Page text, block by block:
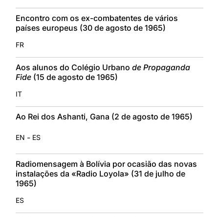
Encontro com os ex-combatentes de vários
países europeus (30 de agosto de 1965)
FR
Aos alunos do Colégio Urbano de Propaganda
Fide (15 de agosto de 1965)
IT
Ao Rei dos Ashanti, Gana (2 de agosto de 1965)
EN - ES
Radiomensagem à Bolívia por ocasião das novas
instalações da «Radio Loyola» (31 de julho de
1965)
ES